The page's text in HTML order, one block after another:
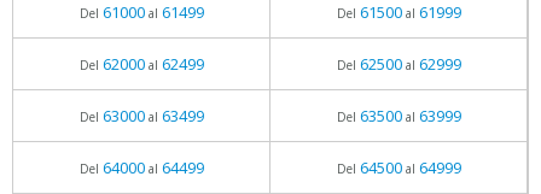
Del 61000al 61499 Del 61500al 61999
Del 62000al 62499 Del 62500al 62999
Del 63000al 63499 Del 63500al 63999
Del 64000al 64499 Del 64500al 64999